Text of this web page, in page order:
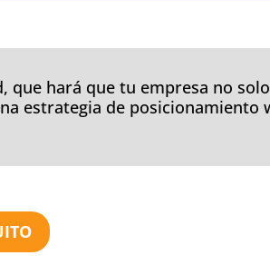
que hará que tu empresa no
estrategia de posicionamiento